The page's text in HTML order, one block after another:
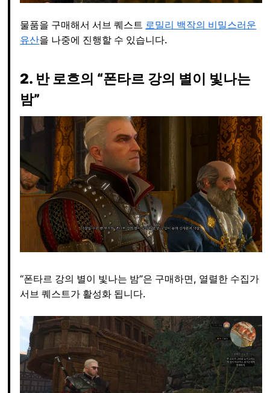
물품을 구매해서 서브 퀘스트 로밀리 백작의 비밀스러운
유산을 나중에 진행할 수 있습니다.
2. 반 로흐의 “폰타르 강의 별이 빛나는
밤”
“폰타르 강의 별이 빛나는 밤”은 구매하면, 열렬한 수집가
서브 퀘스트가 활성화 됩니다.